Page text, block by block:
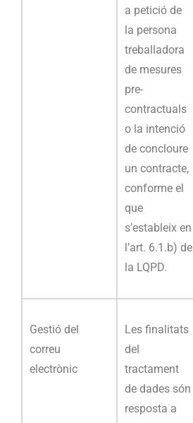
a petició de
la persona
treballadora
de mesures
pre-
contractuals
o la intenció
de concloure
un contracte,
conforme el
que
s’estableix en
l’art. 6.1.b) de
la LQPD.
Gestió del
correu
electrònic
Les finalitats
del
tractament
de dades són
resposta a